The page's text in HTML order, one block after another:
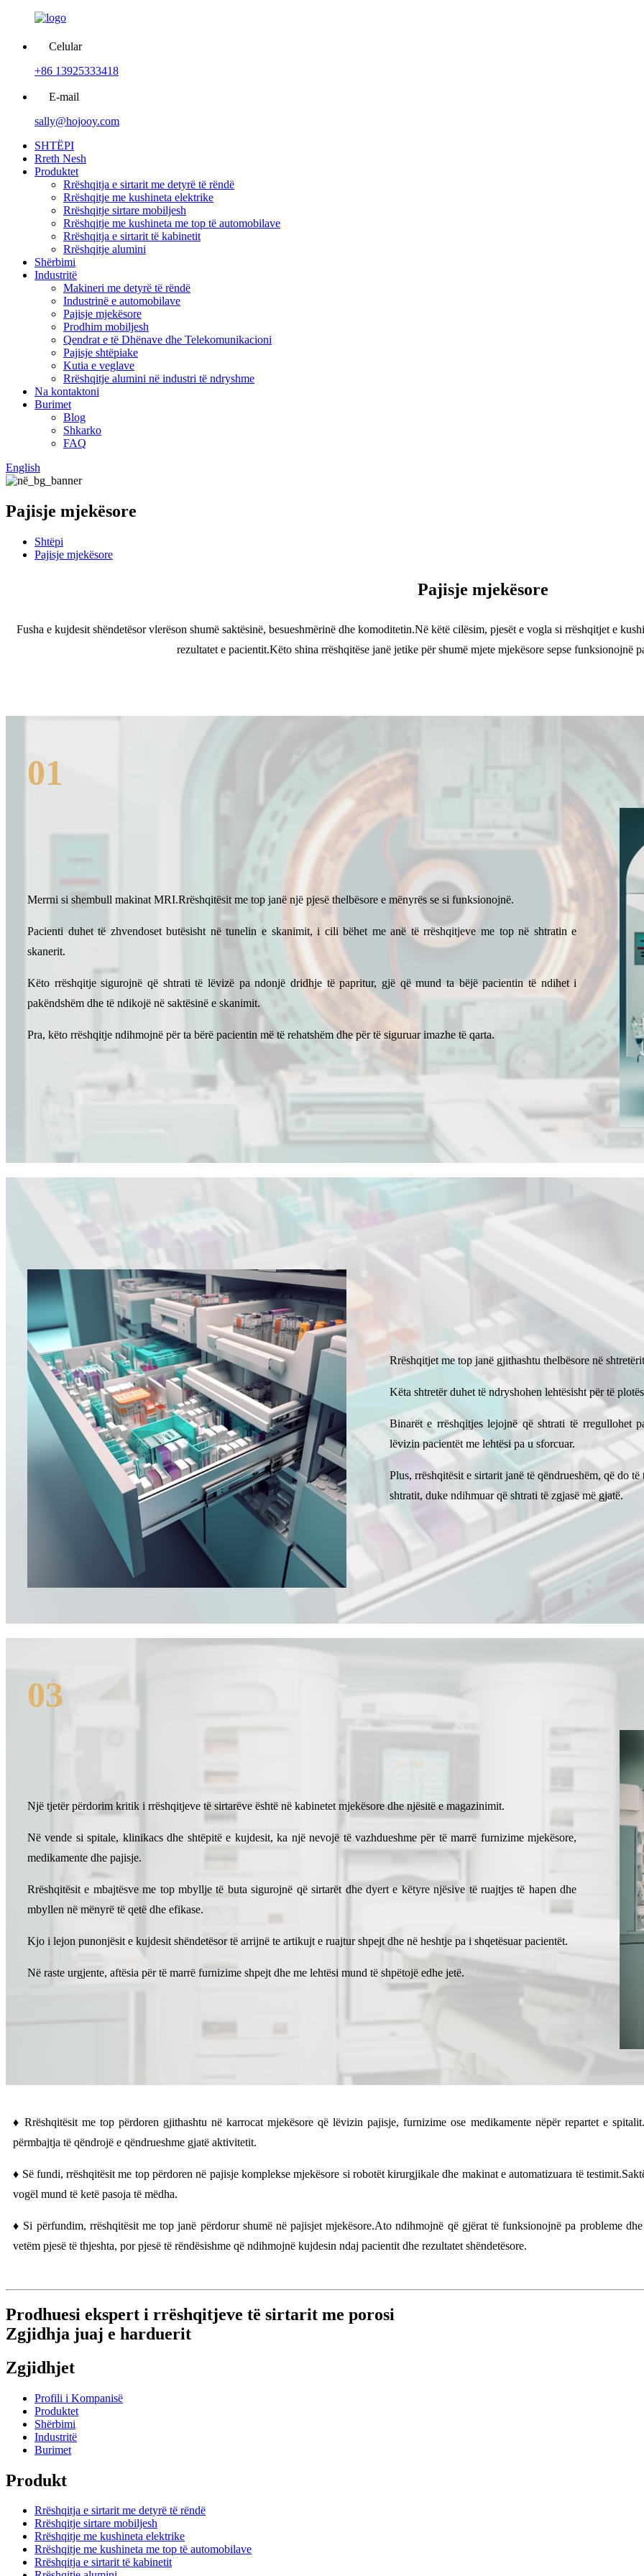
Celular
+86 13925333418
E-mail
sally@hojooy.com
SHTËPI
Rreth Nesh
Produktet
Rrëshqitja e sirtarit me detyrë të rëndë
Rrëshqitje me kushineta elektrike
Rrëshqitje sirtare mobiljesh
Rrëshqitje me kushineta me top të automobilave
Rrëshqitja e sirtarit të kabinetit
Rrëshqitje alumini
Shërbimi
Industritë
Makineri me detyrë të rëndë
Industrinë e automobilave
Pajisje mjekësore
Prodhim mobiljesh
Qendrat e të Dhënave dhe Telekomunikacioni
Pajisje shtëpiake
Kutia e veglave
Rrëshqitje alumini në industri të ndryshme
Na kontaktoni
Burimet
Blog
Shkarko
FAQ
English
Pajisje mjekësore
Shtëpi
Pajisje mjekësore
Pajisje mjekësore
Fusha e kujdesit shëndetësor vlerëson shumë saktësinë, besueshmërinë dhe komoditetin.Në këtë cilësim, pjesët e vogla si rrëshqitjet e
rezultatet e pacientit.Këto shina rrëshqitëse janë jetike për shumë mjete mjekësore sepse funksionojnë
01
Merrni si shembull makinat MRI.Rrëshqitësit me top janë një pjesë thelbësore e mënyrës se si funksionojnë.
Pacienti duhet të zhvendoset butësisht në tunelin e skanimit, i cili bëhet me anë të rrëshqitjeve me top në shtratin e
skanerit.
Këto rrëshqitje sigurojnë që shtrati të lëvizë pa ndonjë dridhje të papritur, gjë që mund ta bëjë pacientin të ndihet i
pakëndshëm dhe të ndikojë në saktësinë e skanimit.
Pra, këto rrëshqitje ndihmojnë për ta bërë pacientin më të rehatshëm dhe për të siguruar imazhe të qarta.
Rrëshqitjet me top janë gjithashtu thelbësore në
Këta shtretër duhet të ndryshohen lehtësisht për të
Binarët e rrëshqitjes lejojnë që shtrati të rregullohet
lëvizin pacientët me lehtësi pa u sforcuar.
Plus, rrëshqitësit e sirtarit janë të qëndrueshëm, që do
shtratit, duke ndihmuar që shtrati të zgjasë më gjatë.
03
Një tjetër përdorim kritik i rrëshqitjeve të sirtarëve është në kabinetet mjekësore dhe njësitë e magazinimit.
Në vende si spitale, klinikacs dhe shtëpitë e kujdesit, ka një nevojë të vazhdueshme për të marrë furnizime mjekësore,
medikamente dhe pajisje.
Rrëshqitësit e mbajtësve me top mbyllje të buta sigurojnë që sirtarët dhe dyert e këtyre njësive të ruajtjes të hapen dhe
mbyllen në mënyrë të qetë dhe efikase.
Kjo i lejon punonjësit e kujdesit shëndetësor të arrijnë te artikujt e ruajtur shpejt dhe në heshtje pa i shqetësuar pacientët.
Në raste urgjente, aftësia për të marrë furnizime shpejt dhe me lehtësi mund të shpëtojë edhe jetë.
♦ Rrëshqitësit me top përdoren gjithashtu në karrocat mjekësore që lëvizin pajisje, furnizime ose medikamente nëpër repartet e
përmbajtja të qëndrojë e qëndrueshme gjatë aktivitetit.
♦ Së fundi, rrëshqitësit me top përdoren në pajisje komplekse mjekësore si robotët kirurgjikale dhe makinat e automatizuara të
vogël mund të ketë pasoja të mëdha.
♦ Si përfundim, rrëshqitësit me top janë përdorur shumë në pajisjet mjekësore.Ato ndihmojnë që gjërat të funksionojnë pa probleme
vetëm pjesë të thjeshta, por pjesë të rëndësishme që ndihmojnë kujdesin ndaj pacientit dhe rezultatet shëndetësore.
Prodhuesi ekspert i rrëshqitjeve të sirtarit me porosi
Zgjidhja juaj e harduerit
Zgjidhjet
Profili i Kompanisë
Produktet
Shërbimi
Industritë
Burimet
Produkt
Rrëshqitja e sirtarit me detyrë të rëndë
Rrëshqitje sirtare mobiljesh
Rrëshqitje me kushineta elektrike
Rrëshqitje me kushineta me top të automobilave
Rrëshqitja e sirtarit të kabinetit